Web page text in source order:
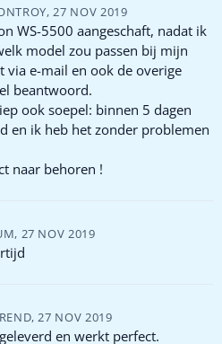
, 27 NOV 2019
WS-5500 aangeschaft, nadat ik
model zou passen bij mijn
via e-mail en ook de overige
beantwoord.
ook soepel: binnen 5 dagen
en ik heb het zonder problemen
naar behoren !
, 27 NOV 2019
, 27 NOV 2019
en werkt perfect.